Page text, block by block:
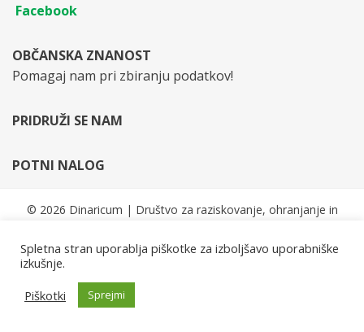
Facebook
OBČANSKA ZNANOST
Pomagaj nam pri zbiranju podatkov!
PRIDRUŽI SE NAM
POTNI NALOG
© 2026 Dinaricum | Društvo za raziskovanje, ohranjanje in
Cambium Theme byBestBlogThemes⋅Powered byWordPress
Spletna stran uporablja piškotke za izboljšavo uporabniške
izkušnje.
Piškotki
Sprejmi